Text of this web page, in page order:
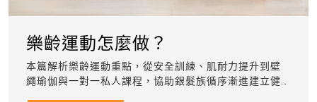
樂齡運動怎麼做？
本篇解析樂齡運動重點，從安全訓練、肌耐力提升到壁
繩瑜伽與一對一私人課程，協助銀髮族循序漸進建立健